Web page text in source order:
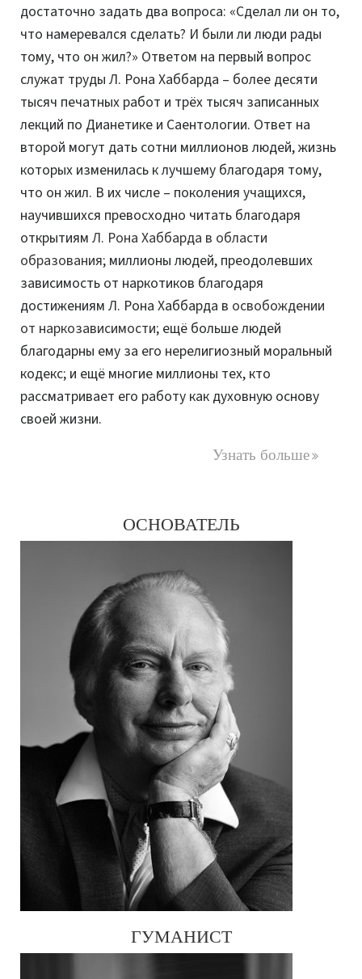
достаточно задать два вопроса: «Сделал ли он то,
что намеревался сделать? И были ли люди рады
тому, что он жил?» Ответом на первый вопрос
служат труды Л. Рона Хаббарда – более десяти
тысяч печатных работ и трёх тысяч записанных
лекций по Дианетике и Саентологии. Ответ на
второй могут дать сотни миллионов людей, жизнь
которых изменилась к лучшему благодаря тому,
что он жил. В их числе – поколения учащихся,
научившихся превосходно читать благодаря
открытиям Л. Рона Хаббарда в области
образования; миллионы людей, преодолевших
зависимость от наркотиков благодаря
достижениям Л. Рона Хаббарда в освобождении
от наркозависимости; ещё больше людей
благодарны ему за его нерелигиозный моральный
кодекс; и ещё многие миллионы тех, кто
рассматривает его работу как духовную основу
своей жизни.
Узнать больше
ОСНОВАТЕЛЬ
ГУМАНИСТ